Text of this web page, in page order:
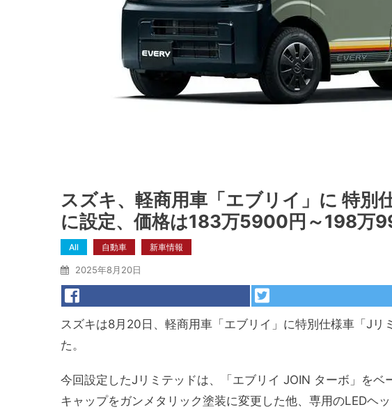
スズキ、軽商用車「エブリイ」に 特別
に設定、価格は183万5900円～198万
All 自動車 新車情報
2025年8月20日
スズキは8月20日、軽商用車「エブリイ」に特別仕様車「Jリ
た。
今回設定したJリミテッドは、「エブリイ JOIN ターボ」を
キャップをガンメタリック塗装に変更した他、専用のLEDヘ